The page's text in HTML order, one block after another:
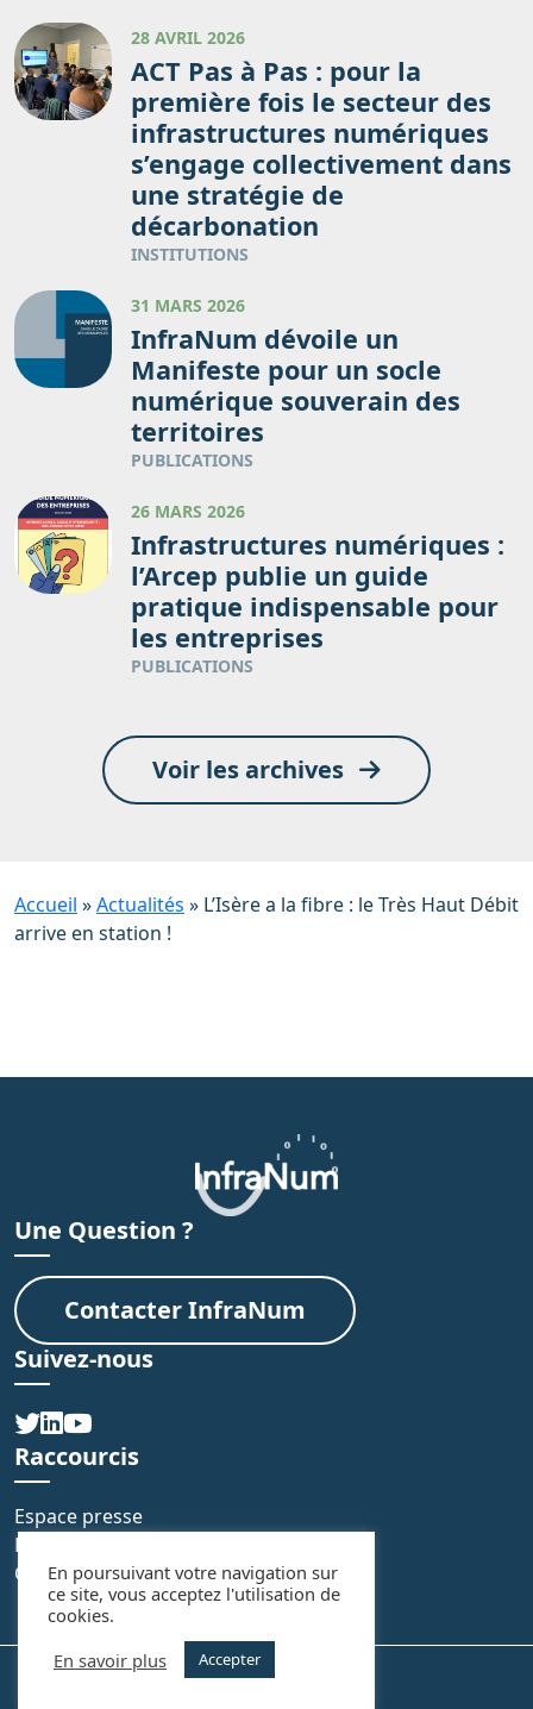
28 AVRIL 2026
ACT Pas à Pas : pour la
première fois le secteur des
infrastructures numériques
s’engage collectivement dans
une stratégie de
décarbonation
INSTITUTIONS
31 MARS 2026
InfraNum dévoile un
Manifeste pour un socle
numérique souverain des
territoires
PUBLICATIONS
26 MARS 2026
Infrastructures numériques :
l’Arcep publie un guide
pratique indispensable pour
les entreprises
PUBLICATIONS
Voir les archives
Accueil »Actualités » L’Isère a la fibre : le Très Haut Débit
arrive en station !
Une Question ?
Contacter InfraNum
Suivez-nous
Raccourcis
Espace presse
FAQ
ContactEn poursuivant votre navigation sur
ce site, vous acceptez l'utilisation de
cookies.
En savoir plus
Accepter